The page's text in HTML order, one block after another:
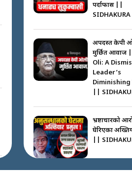
पर्दाफास ||
SIDHAKURA
अपदस्त केपी
मुर्छित आवाज
Oli: A
Leader’s
Diminishing
||
भ्रष्टाचारको
घेरिएका
||